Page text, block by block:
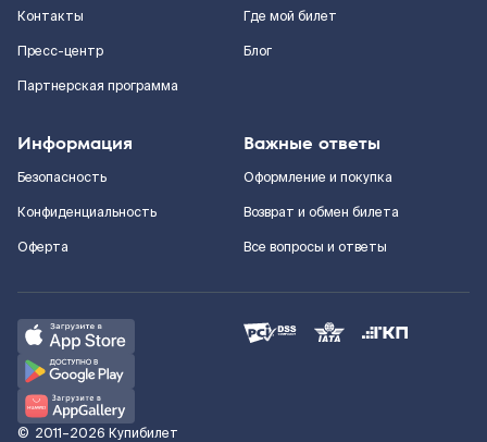
Контакты
Пресс-центр
Партнерская программа
Где мой билет
Блог
Информация
Безопасность
Конфиденциальность
Оферта
Важные ответы
Оформление и покупка
Возврат и обмен билета
Все вопросы и ответы
© 2011–2026 Купибилет